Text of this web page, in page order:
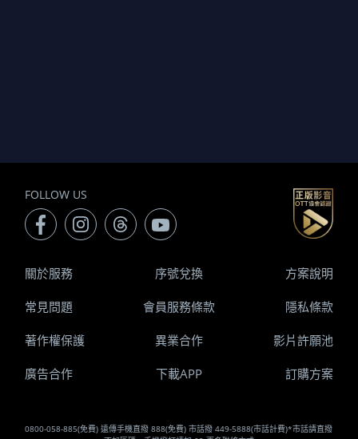
FOLLOW US
0800-058-885(免費) 遠傳手機直撥 888(免費) 市話撥 449-5888(市話計費)*市話請直撥
關於服務 序號兌換 方案說明
常見問題 會員服務條款 隱私條款
著作權保護 異業合作 影片許願池
廣告合作 下載APP 訂購方案